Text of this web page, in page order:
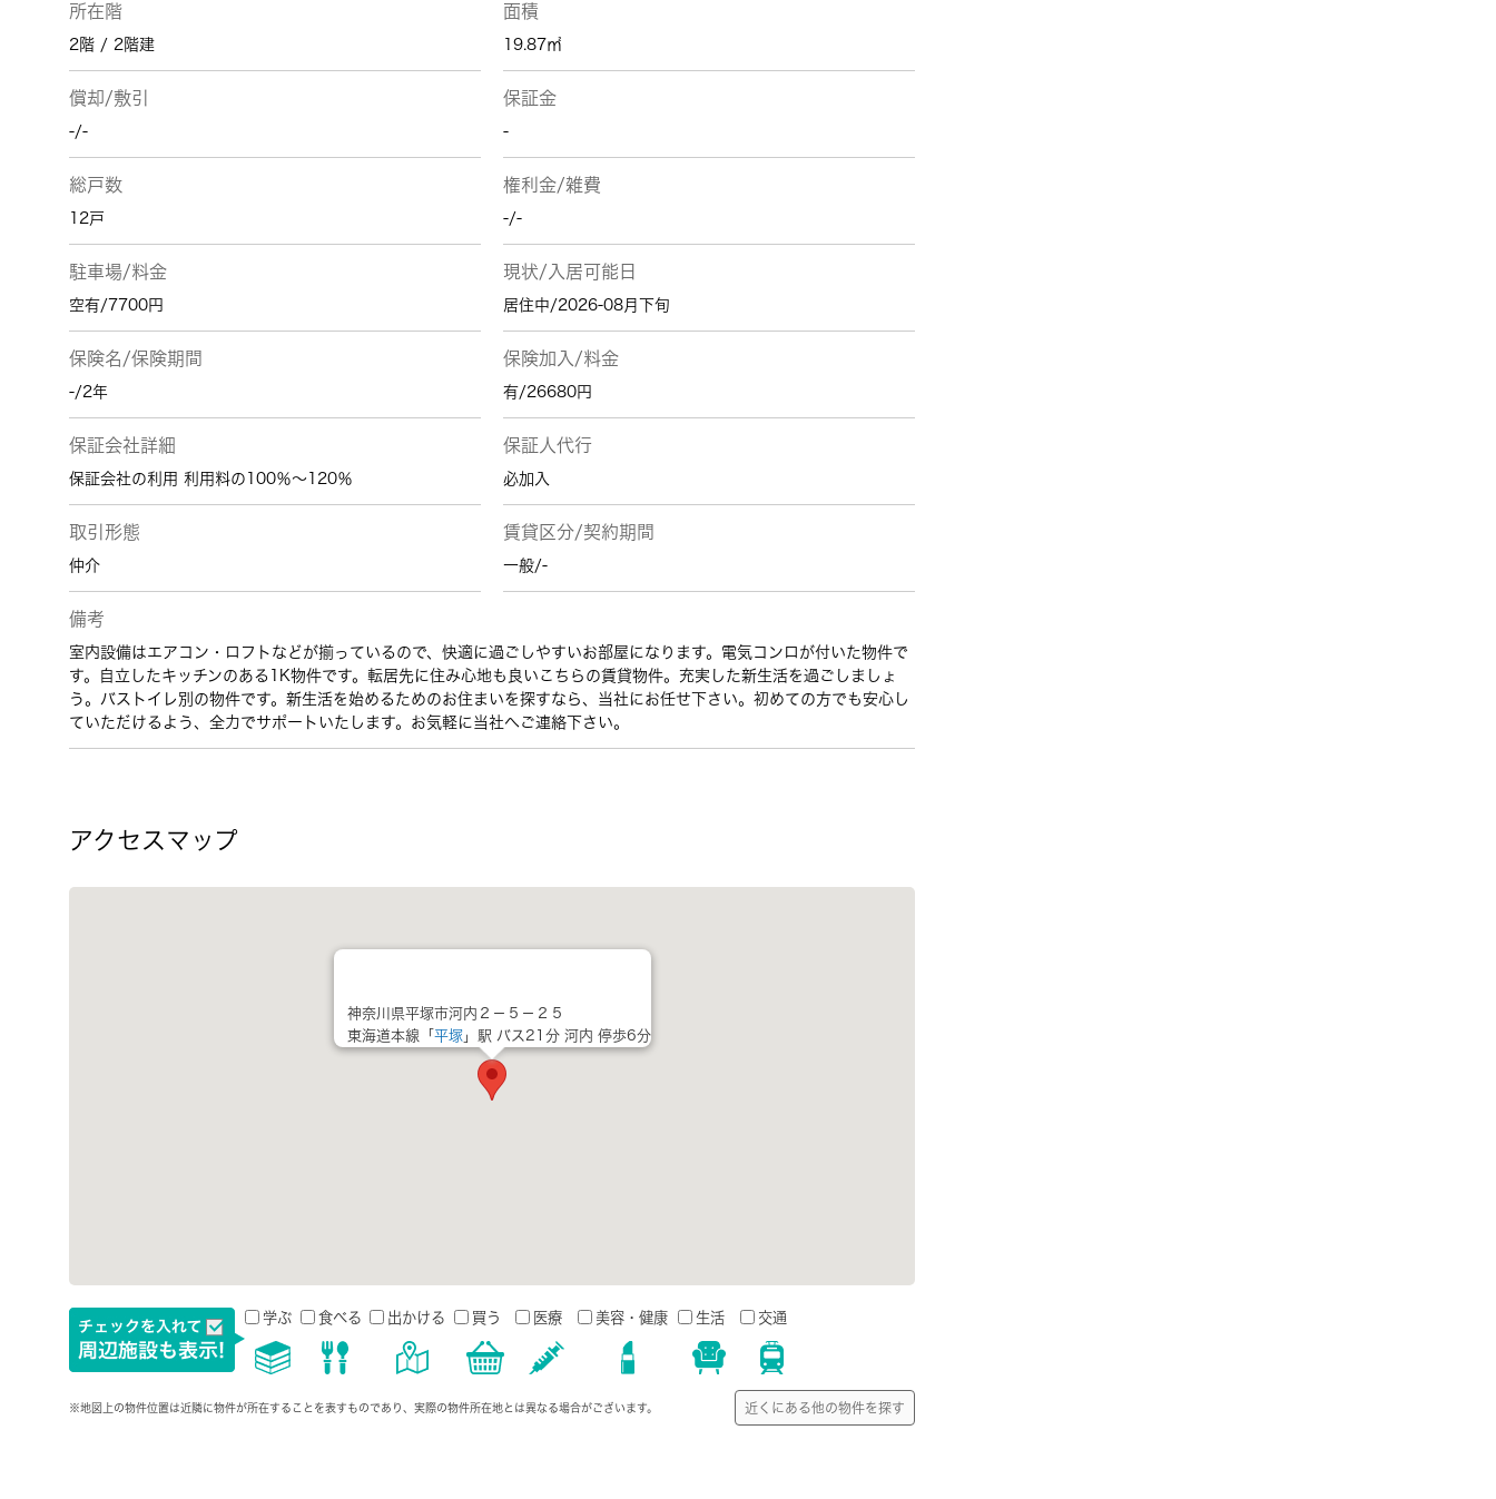
所在階
2階 / 2階建
面積
19.87㎡
償却/敷引
-/-
保証金
-
総戸数
12戸
権利金/雑費
-/-
駐車場/料金
空有/7700円
現状/入居可能日
居住中/2026-08月下旬
保険名/保険期間
-/2年
保険加入/料金
有/26680円
保証会社詳細
保証会社の利用 利用料の100％～120％
保証人代行
必加入
取引形態
仲介
賃貸区分/契約期間
一般/-
備考
室内設備はエアコン・ロフトなどが揃っているので、快適に過ごしやすいお部屋になります。電気コンロが付いた物件で
す。自立したキッチンのある1K物件です。転居先に住み心地も良いこちらの賃貸物件。充実した新生活を過ごしましょ
う。バストイレ別の物件です。新生活を始めるためのお住まいを探すなら、当社にお任せ下さい。初めての方でも安心し
ていただけるよう、全力でサポートいたします。お気軽に当社へご連絡下さい。
アクセスマップ
神奈川県平塚市河内２－５－２５
東海道本線「 平塚」駅 バス21分 河内 停歩6分
学ぶ 食べる 出かける 買う 医療 美容・健康 生活 交通
※地図上の物件位置は近隣に物件が所在することを表すものであり、実際の物件所在地とは異なる場合がございます。 近くにある他の物件を探す